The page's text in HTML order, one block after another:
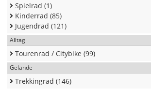
Spielrad (1)
Kinderrad (85)
Jugendrad (121)
Alltag
Tourenrad / Citybike (99)
Gelände
Trekkingrad (146)